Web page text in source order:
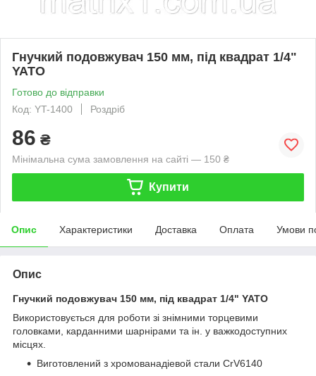
Гнучкий подовжувач 150 мм, під квадрат 1/4"
YATO
Готово до відправки
Код: YT-1400
Роздріб
86 ₴
Мінімальна сума замовлення на сайті — 150 ₴
Купити
Опис Характеристики Доставка Оплата Умови
Опис
Гнучкий подовжувач 150 мм, під квадрат 1/4" YATO
Використовується для роботи зі знімними торцевими
головками, карданними шарнірами та ін. у важкодоступних
місцях.
Виготовлений з хромованадіевой стали CrV6140